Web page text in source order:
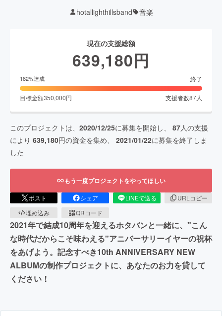
hotallighthillsband 音楽
現在の支援総額
639,180円
182%達成 終了
目標金額350,000円 支援者数87人
このプロジェクトは、 2020/12/25に募集を開始し、 87人の支援
により 639,180円の資金を集め、 2021/01/22に募集を終了しま
した
もう一度プロジェクトをやってほしい
ポスト シェア LINEで送る
URLコピー
埋め込み
QRコード
2021年で結成10周年を迎えるホタバンと一緒に、"こん
な時代だからこそ味わえる"アニバーサリーイヤーの祝杯
をあげよう。記念すべき10th ANNIVERSARY NEW
ALBUMの制作プロジェクトに、あなたのお力を貸して
ください！